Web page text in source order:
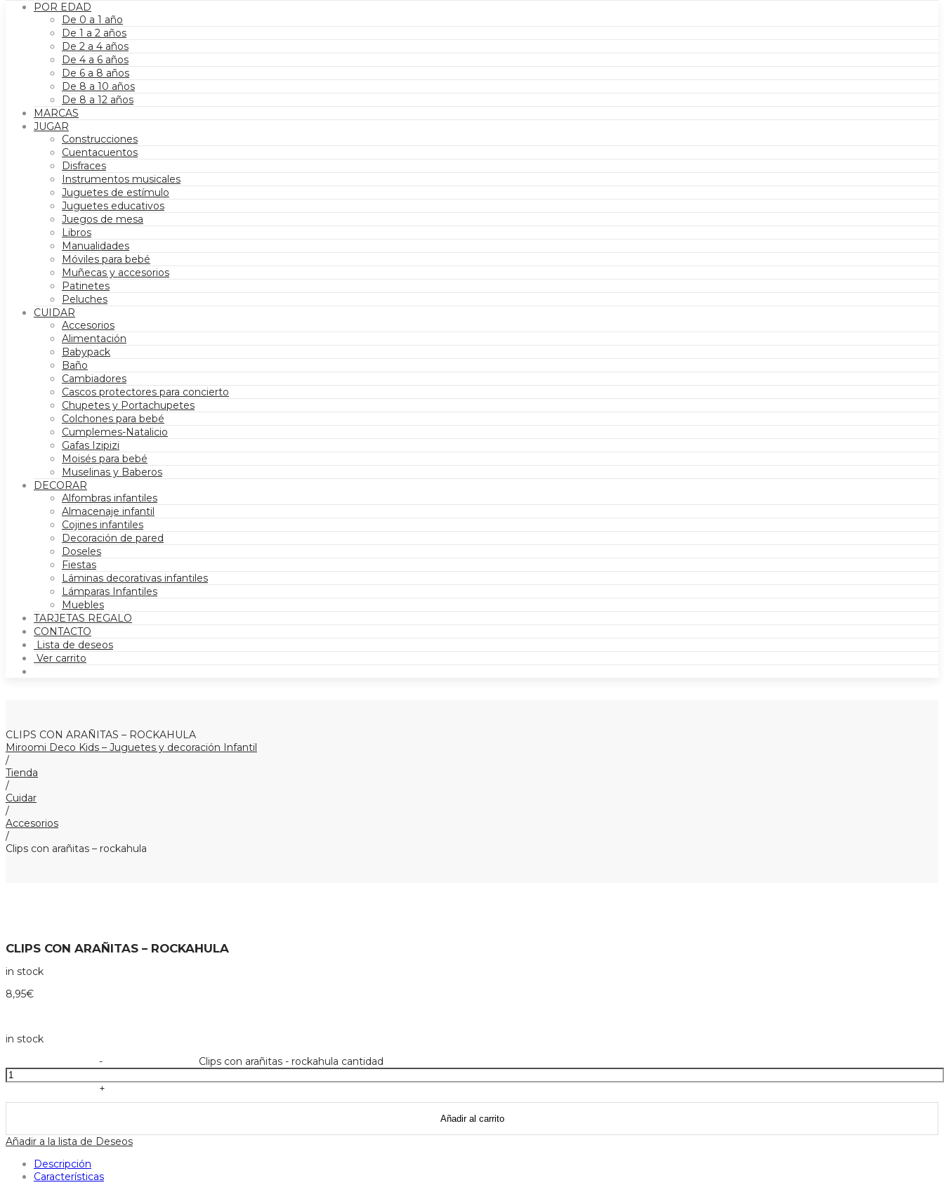
POR EDAD
De 0 a 1 año
De 1 a 2 años
De 2 a 4 años
De 4 a 6 años
De 6 a 8 años
De 8 a 10 años
De 8 a 12 años
MARCAS
JUGAR
Construcciones
Cuentacuentos
Disfraces
Instrumentos musicales
Juguetes de estímulo
Juguetes educativos
Juegos de mesa
Libros
Manualidades
Móviles para bebé
Muñecas y accesorios
Patinetes
Peluches
CUIDAR
Accesorios
Alimentación
Babypack
Baño
Cambiadores
Cascos protectores para concierto
Chupetes y Portachupetes
Colchones para bebé
Cumplemes-Natalicio
Gafas Izipizi
Moisés para bebé
Muselinas y Baberos
DECORAR
Alfombras infantiles
Almacenaje infantil
Cojines infantiles
Decoración de pared
Doseles
Fiestas
Láminas decorativas infantiles
Lámparas Infantiles
Muebles
TARJETAS REGALO
CONTACTO
Lista de deseos
Ver carrito
CLIPS CON ARAÑITAS – ROCKAHULA
Miroomi Deco Kids – Juguetes y decoración Infantil
/
Tienda
/
Cuidar
/
Accesorios
/
Clips con arañitas – rockahula
CLIPS CON ARAÑITAS – ROCKAHULA
in stock
8,95€
in stock
-
Clips con arañitas - rockahula cantidad
+
Añadir al carrito
Añadir a la lista de Deseos
Descripción
Características